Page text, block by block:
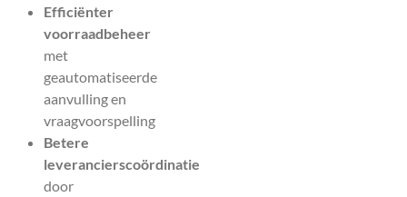
Efficiënter
voorraadbeheer
met
geautomatiseerde
aanvulling en
vraagvoorspelling
Betere
leverancierscoördinatie
door